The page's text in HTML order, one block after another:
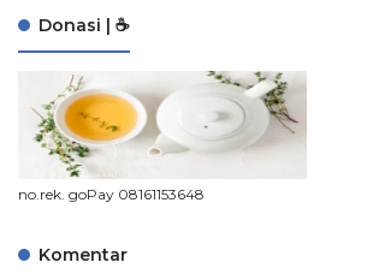
Donasi | ☕
no.rek. goPay 08161153648
Komentar